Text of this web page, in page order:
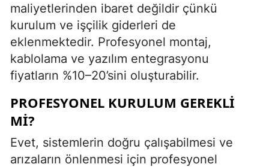
maliyetlerinden ibaret değildir çünkü
kurulum ve işçilik giderleri de
eklenmektedir. Profesyonel montaj,
kablolama ve yazılım entegrasyonu
fiyatların %10–20’sini oluşturabilir.
PROFESYONEL KURULUM GEREKLI
MI?
Evet, sistemlerin doğru çalışabilmesi ve
arızaların önlenmesi için profesyonel